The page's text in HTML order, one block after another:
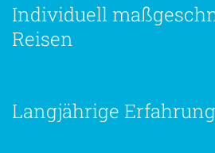
Individuell
Reisen
Langjährige